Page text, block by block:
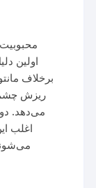
محبوبیت
اولین
برخلاف
ریزش
می‌دهد.
اغلب